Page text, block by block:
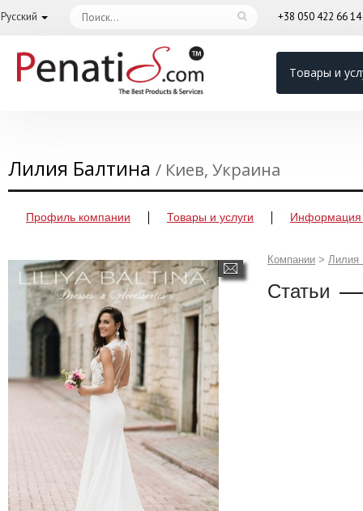
Русский +38 050 422 66 14
Товары и
Лилия Балтина / Киев, Украина
Профиль компании Товары и услуги Информация
Компании > Лилия
Статьи